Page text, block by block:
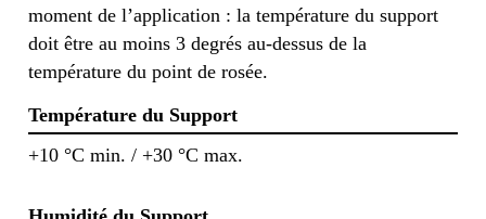
moment de l’application : la température du support
doit être au moins 3 degrés au-dessus de la
température du point de rosée.
Température du Support
+10 °C min. / +30 °C max.